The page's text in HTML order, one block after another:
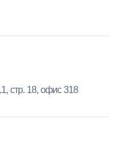
стр. 18, офис 318